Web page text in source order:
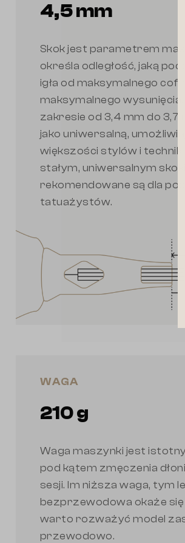
4,5 mm
Skok jest parametrem
określa odległość, jaką
igła od maksymalnego
maksymalnego
zakresie od 3,4 mm do 3,7
jako uniwersalną,
większości stylów i technik.
stałym, uniwersalnym
rekomendowane są dla
tatuażystów.
WAGA
210 g
Waga maszynki jest
pod kątem zmęczenia
sesji. Im niższa waga, tym
bezprzewodowa okaże
warto rozważyć model
przewodowo.